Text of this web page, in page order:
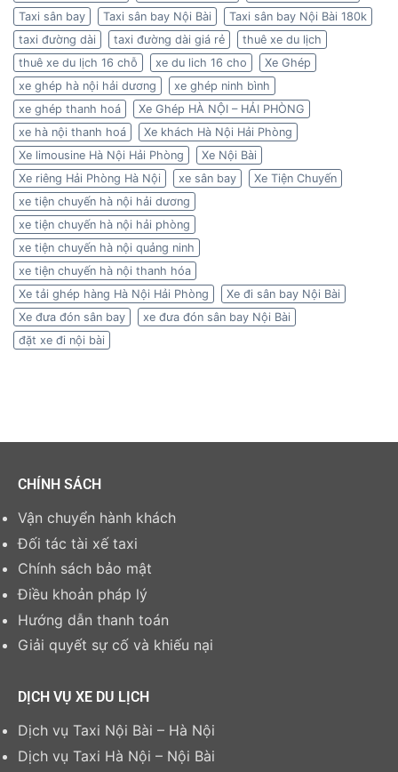
Taxi sân bay
Taxi sân bay Nội Bài
Taxi sân bay Nội Bài 180k
taxi đường dài
taxi đường dài giá rẻ
thuê xe du lịch
thuê xe du lịch 16 chỗ
xe du lich 16 cho
Xe Ghép
xe ghép hà nội hải dương
xe ghép ninh bình
xe ghép thanh hoá
Xe Ghép HÀ NỘI – HẢI PHÒNG
xe hà nội thanh hoá
Xe khách Hà Nội Hải Phòng
Xe limousine Hà Nội Hải Phòng
Xe Nội Bài
Xe riêng Hải Phòng Hà Nội
xe sân bay
Xe Tiện Chuyến
xe tiện chuyến hà nội hải dương
xe tiện chuyến hà nội hải phòng
xe tiện chuyến hà nội quảng ninh
xe tiện chuyến hà nội thanh hóa
Xe tải ghép hàng Hà Nội Hải Phòng
Xe đi sân bay Nội Bài
Xe đưa đón sân bay
xe đưa đón sân bay Nội Bài
đặt xe đi nội bài
CHÍNH SÁCH
Vận chuyển hành khách
Đối tác tài xế taxi
Chính sách bảo mật
Điều khoản pháp lý
Hướng dẫn thanh toán
Giải quyết sự cố và khiếu nại
DỊCH VỤ XE DU LỊCH
Dịch vụ Taxi Nội Bài – Hà Nội
Dịch vụ Taxi Hà Nội – Nội Bài